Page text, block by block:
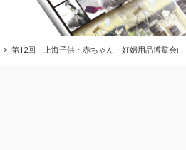
第12回 上海子供・赤ちゃん・妊婦用品博覧会に